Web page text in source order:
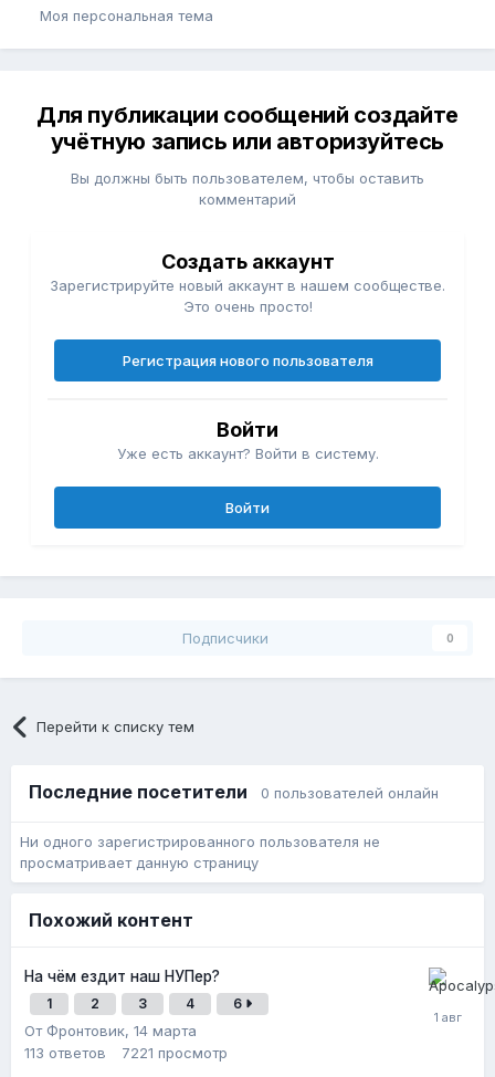
Моя персональная тема
Для публикации сообщений создайте
учётную запись или авторизуйтесь
Вы должны быть пользователем, чтобы оставить
комментарий
Создать аккаунт
Зарегистрируйте новый аккаунт в нашем сообществе.
Это очень просто!
Регистрация нового пользователя
Войти
Уже есть аккаунт? Войти в систему.
Войти
Подписчики 0
Перейти к списку тем
Последние посетители 0 пользователей онлайн
Ни одного зарегистрированного пользователя не
просматривает данную страницу
Похожий контент
На чём ездит наш НУПер?
1 2 3 4 6
От Фронтовик, 14 марта
113 ответов 7221 просмотр